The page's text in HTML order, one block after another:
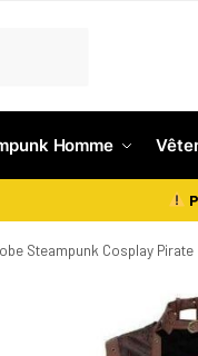
Homme
Steampunk Cosplay Pirate